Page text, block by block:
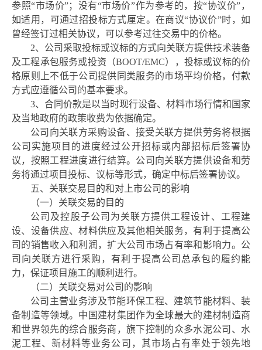
参照“市场价”；没有“市场价”作为参考的，按“协议价”，
如适用，可通过招投标方式厘定。在商议“协议价”时，如
曾经签订过相关协议，可以参考过往交易中的价格。
2、公司采取投标或议标的方式向关联方提供技术装备
及工程承包服务或投资（BOOT/EMC），投标或议标的价
格原则上不低于公司提供同类服务的市场平均价格，付款
方式应遵循公司的基本要求。
3、合同价款是以当时现行设备、材料市场行情和国家
及当地政府的政策收费为依据确定。
公司向关联方采购设备、接受关联方提供劳务将根据
公司实施项目的进度经过公开招标或内部招标后签署协
议，按照工程进度进行结算。公司向关联方提供设备和劳
务将通过项目投标、议标等形式，确定中标后签署协议。
五、关联交易目的和对上市公司的影响
（一）关联交易的目的
公司及控股子公司为关联方提供工程设计、工程建
设、设备供应、材料供应及其他相关服务，有利于提高公
司的销售收入和利润，扩大公司市场占有率和影响力。公
司向关联方进行采购，有利于提高公司总承包的履约能
力，保证项目施工的顺利进行。
（二）关联交易对公司的影响
公司主营业务涉及节能环保工程、建筑节能材料、装
备制造等领域。中国建材集团作为全球最大的建材制造商
和世界领先的综合服务商， 旗下控制的众多水泥公司 、水
泥工程、新材料等业务公司 ， 其市场占有率处于领先地